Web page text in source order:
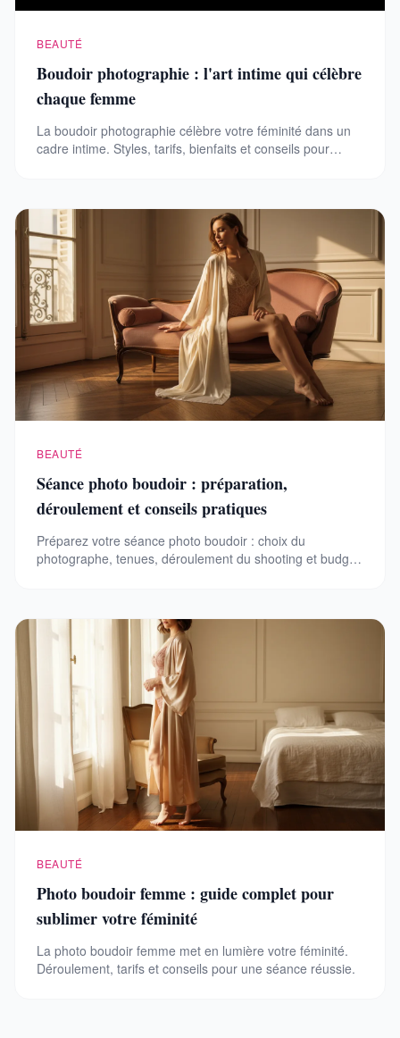
BEAUTÉ
Boudoir photographie : l'art intime qui célèbre
chaque femme
La boudoir photographie célèbre votre féminité dans un
cadre intime. Styles, tarifs, bienfaits et conseils pour
BEAUTÉ
Séance photo boudoir : préparation,
déroulement et conseils pratiques
Préparez votre séance photo boudoir : choix du
photographe, tenues, déroulement du shooting et budget.
BEAUTÉ
Photo boudoir femme : guide complet pour
sublimer votre féminité
La photo boudoir femme met en lumière votre féminité.
Déroulement, tarifs et conseils pour une séance réussie.